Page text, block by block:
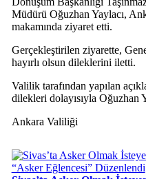
Müdürü Oğuzhan Yaylacı,
makamında ziyaret etti.
Gerçekleştirilen ziyarette,
hayırlı olsun dileklerini iletti.
Valilik tarafından yapılan
dilekleri dolayısıyla Oğuzhan
Ankara Valiliği